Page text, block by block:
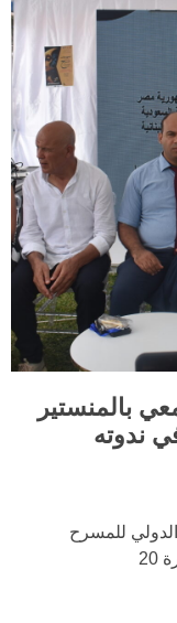
بالمنستير
عن تفاصيل الدورة 20 في ندوته
للمسرح